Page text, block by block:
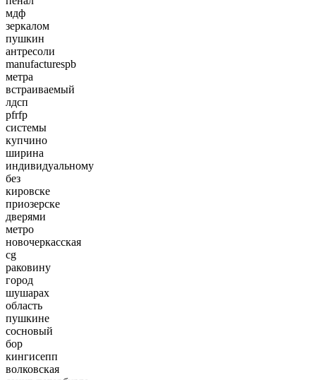
мдф
зеркалом
пушкин
антресоли
manufacturespb
метра
встраиваемый
лдсп
pfrfp
системы
купчино
ширина
индивидуальному
без
кировске
приозерске
дверями
метро
новочеркасская
cg
раковину
город
шушарах
область
пушкине
сосновый
бор
кингисепп
волковская